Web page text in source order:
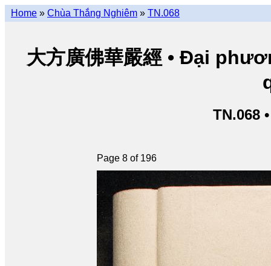
Home » Chùa Thắng Nghiêm » TN.068
大方廣佛華嚴經 • Đại
TN.068
Page 8 of 196